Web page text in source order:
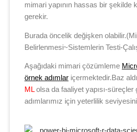
mimari yapının hassas bir şekilde
gerekir.
Burada öncelik değişken
Belirlenmesi~Sistemlerin Testi-
Aşağıdaki mimari çözümleme
örnek adımlar içermektedir.Baz
MLolsa da faaliyet yapısı-süreçler
adımlarımız için yeterlilik